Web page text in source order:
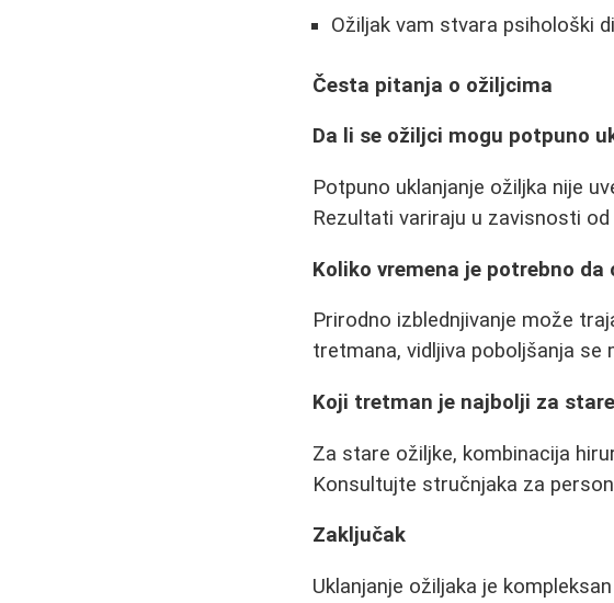
Ožiljak vam stvara psihološki
Česta pitanja o ožiljcima
Da li se ožiljci mogu potpuno
Potpuno uklanjanje ožiljka nije
Rezultati variraju u zavisnosti
Koliko vremena je potrebno da
Prirodno izblednjivanje može
tretmana, vidljiva poboljšanja se
Koji tretman je najbolji za
Za stare ožiljke, kombinacija
Konsultujte stručnjaka za
Zaključak
Uklanjanje ožiljaka je